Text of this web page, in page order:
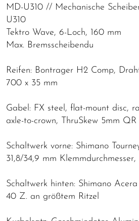
MD-U310 // Mechanische
U310
Tektro Wave, 6-Loch, 160 mm
Max. Bremsscheibendu
Reifen: Bontrager H2 Comp,
700 x 35 mm
Gabel: FX steel, flat-mount disc,
axle-to-crown, ThruSkew 5mm QR
Schaltwerk vorne: Shimano
31,8/34,9 mm
Schaltwerk hinten: Shimano
40 Z. an größtem Ritzel